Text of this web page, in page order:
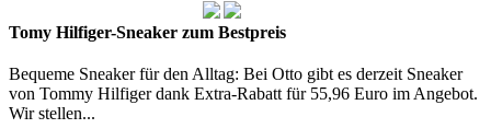
Tomy Hilfiger-Sneaker zum Bestpreis
Bequeme Sneaker für den Alltag: Bei Otto gibt es derzeit Sneaker
von Tommy Hilfiger dank Extra-Rabatt für 55,96 Euro im Angebot.
Wir stellen...